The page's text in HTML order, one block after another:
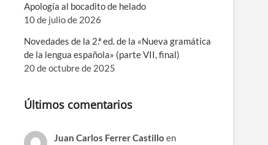
Apología al bocadito de helado
10 de julio de 2026
Novedades de la 2.ª ed. de la «Nueva gramática
de la lengua española» (parte VII, final)
20 de octubre de 2025
Últimos comentarios
Juan Carlos Ferrer Castillo en